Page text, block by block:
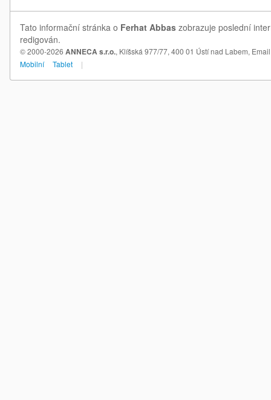
Tato informační stránka o Ferhat Abbas zobrazuje poslední
redigován.
© 2000-2026 ANNECA s.r.o., Klíšská 977/77, 400 01 Ústí nad Labem,
Mobilní
Tablet |